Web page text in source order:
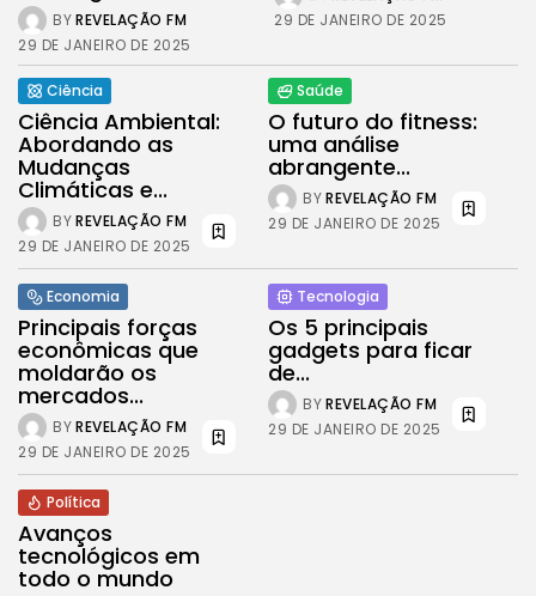
JOIN OUR COMMUNITY
BYREVELAÇÃO FM
29 DE JANEIRO DE 2025
29 DE JANEIRO DE 2025
Ciência
Ciência Ambiental:
Abordando as
Mudanças
Climáticas e...
BYREVELAÇÃO FM
29 DE JANEIRO DE 2025
Saúde
O futuro do fitness:
uma análise
abrangente...
BYREVELAÇÃO FM
29 DE JANEIRO DE 2025
Economia
Principais forças
econômicas que
moldarão os
mercados...
BYREVELAÇÃO FM
29 DE JANEIRO DE 2025
Tecnologia
Os 5 principais
gadgets para ficar
de...
BYREVELAÇÃO FM
29 DE JANEIRO DE 2025
Política
Avanços
tecnológicos em
todo o mundo